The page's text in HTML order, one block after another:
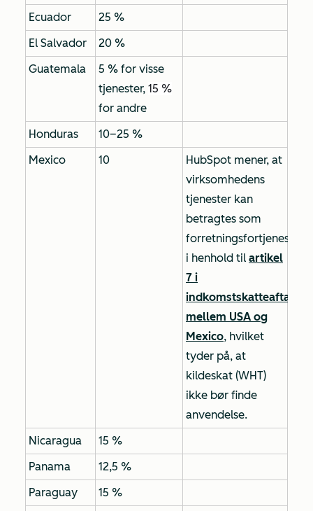
Ecuador
25 %
El Salvador
20 %
Guatemala
5 % for visse
tjenester, 15 %
for andre
Honduras
10–25 %
Mexico
10
HubSpot mener, at
virksomhedens
tjenester kan
betragtes som
forretningsfortjeneste
i henhold til artikel
7 i
indkomstskatteaftalen
mellem USA og
Mexico, hvilket
tyder på, at
kildeskat (WHT)
ikke bør finde
anvendelse.
Nicaragua
15 %
Panama
12,5 %
Paraguay
15 %